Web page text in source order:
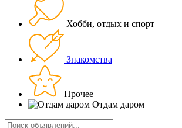
Хобби, отдых и спорт
Знакомства
Прочее
Отдам даром